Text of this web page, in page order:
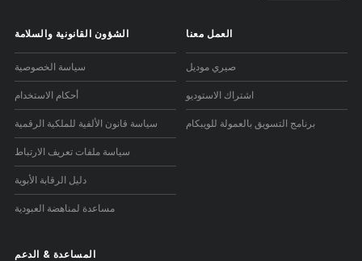
الشؤون القانونية والسلامة
سياسة الخصوصية
أحكام الاستخدام
سياسة قانون الألفية للملكية الرقمية
سياسة ملفات تعريف الارتباط
دليل الرقابة الأبوية
مساعدة لمناهضة العبودية
العمل معنا
صيري موديل
اشتراك الاستوديو
برنامج التسويق بالعمولة للويبكام
المساعدة & الدعم